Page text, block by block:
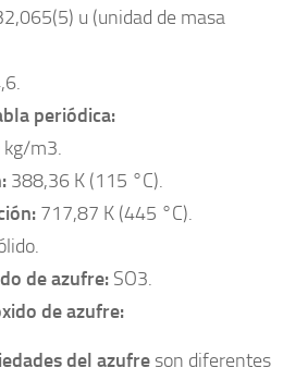
u (unidad de masa
periódica:
kg/m3.
388,36 K (115 °C).
717,87 K (445 °C).
de azufre: SO3.
de azufre:
del azufre son diferentes